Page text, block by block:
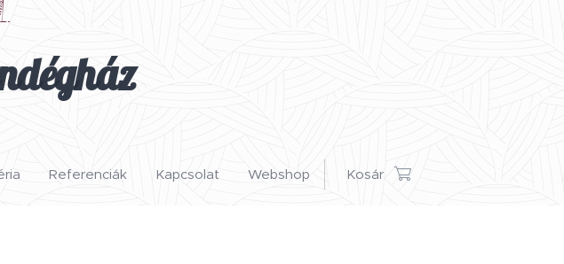
Referenciák Kapcsolat Webshop Kosár